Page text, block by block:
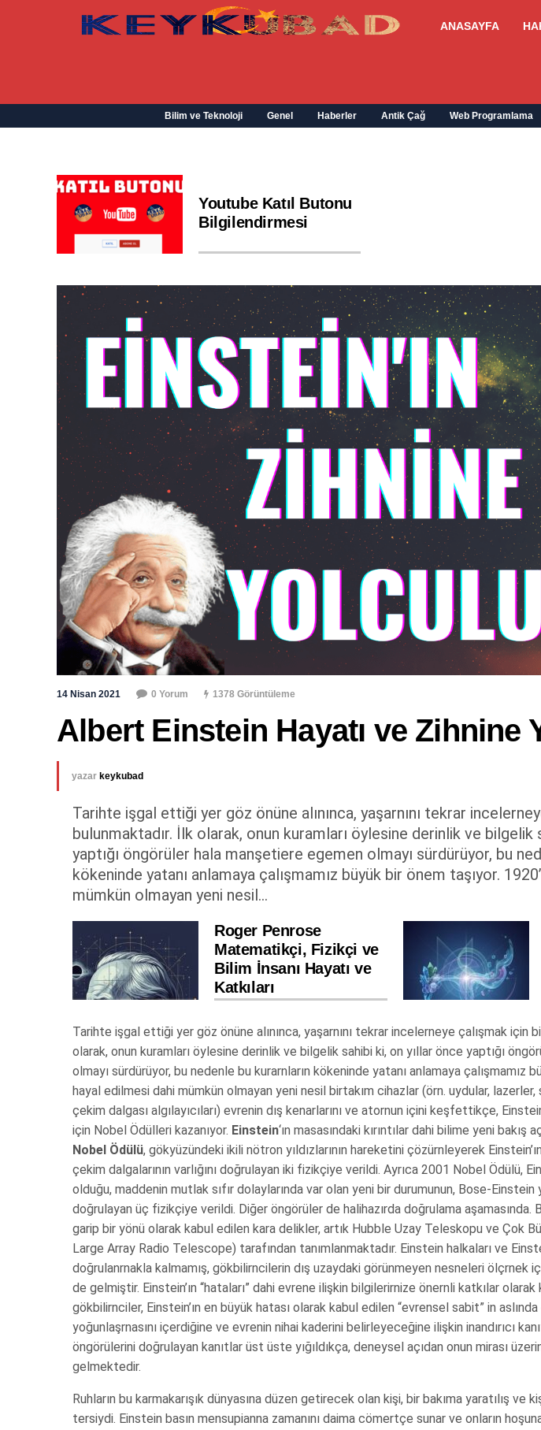
ANASAYFA
Bilim ve Teknoloji Genel Haberler Antik Çağ Web Programlama
Youtube Katıl Butonu
Bilgilendirmesi
14 Nisan 2021 0 Yorum 1378 Görüntüleme
Albert Einstein Hayatı ve Zihnine
yazar keykubad
Tarihte işgal ettiği yer göz önüne alınınca, yaşarnını tekrar
bulunmaktadır. İlk olarak, onun kuramları öylesine derinlik ve bilgelik
yaptığı öngörüler hala manşetiere egemen olmayı sürdürüyor, bu
kökeninde yatanı anlamaya çalışmamız büyük bir önem taşıyor.
mümkün olmayan yeni nesil...
Roger Penrose
Matematikçi, Fizikçi ve
Bilim İnsanı Hayatı ve
Katkıları
Tarihte işgal ettiği yer göz önüne alınınca, yaşarnını tekrar incelerneye çalışmak için
olarak, onun kuramları öylesine derinlik ve bilgelik sahibi ki, on yıllar önce yaptığı
olmayı sürdürüyor, bu nedenle bu kurarnların kökeninde yatanı anlamaya çalışmamız
hayal edilmesi dahi mümkün olmayan yeni nesil birtakım cihazlar (örn. uydular,
çekim dalgası algılayıcıları) evrenin dış kenarlarını ve atornun içini keşfettikçe,
için Nobel Ödülleri kazanıyor. Einstein‘ın masasındaki kırıntılar dahi bilime yeni bakış
Nobel Ödülü, gökyüzündeki ikili nötron yıldızlarının hareketini çözürnleyerek
çekim dalgalarının varlığını doğrulayan iki fizikçiye verildi. Ayrıca 2001 Nobel Ödülü,
olduğu, maddenin mutlak sıfır dolaylarında var olan yeni bir durumunun, Bose-Einstein
doğrulayan üç fizikçiye verildi. Diğer öngörüler de halihazırda doğrulama aşamasında.
garip bir yönü olarak kabul edilen kara delikler, artık Hubble Uzay Teleskopu ve Çok
Large Array Radio Telescope) tarafından tanımlanmaktadır. Einstein halkaları ve
doğrulanrnakla kalmamış, gökbilirncilerin dış uzaydaki görünmeyen nesneleri ölçrnek
de gelmiştir. Einstein’ın “hataları” dahi evrene ilişkin bilgilerirnize önernli katkılar
gökbilirnciler, Einstein’ın en büyük hatası olarak kabul edilen “evrensel sabit” in
yoğunlaşrnasını içerdiğine ve evrenin nihai kaderini belirleyeceğine ilişkin inandırıcı
öngörülerini doğrulayan kanıtlar üst üste yığıldıkça, deneysel açıdan onun mirası
gelmektedir.
Ruhların bu karmakarışık dünyasına düzen getirecek olan kişi, bir bakıma yaratılış ve
tersiydi. Einstein basın mensupianna zamanını daima cömertçe sunar ve onların